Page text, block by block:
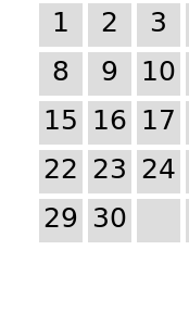
1 2 3
8
9 10
15 16 17
22 23 24
29 30